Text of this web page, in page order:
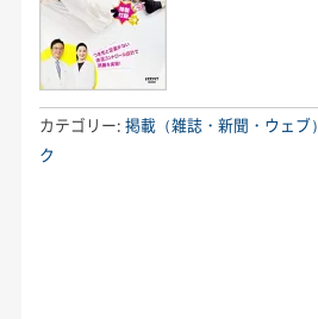
カテゴリー: 掲載（雑誌・新聞・ウェブ）
ク